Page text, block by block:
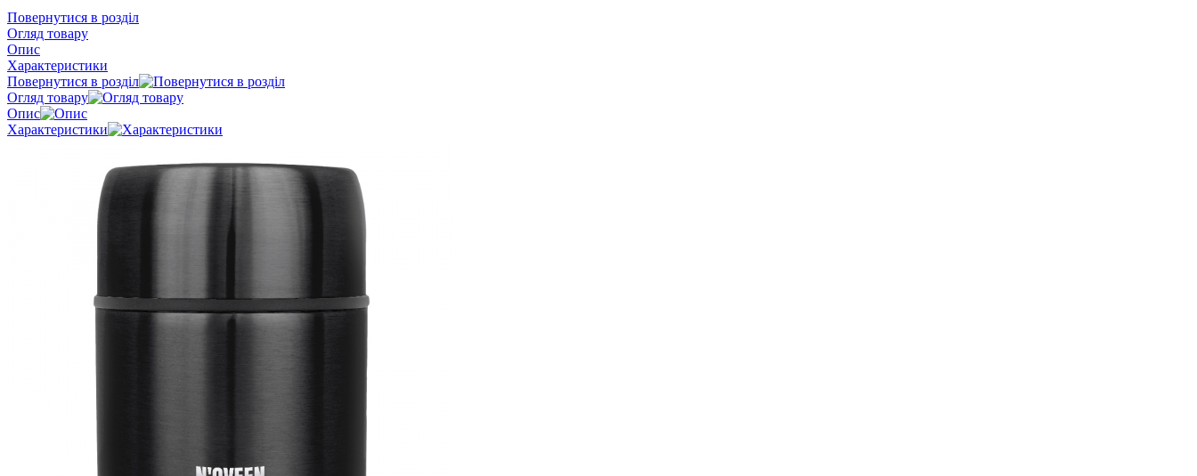
Повернутися в розділ
Огляд товару
Опис
Характеристики
Повернутися в розділ
Огляд товару
Опис
Характеристики